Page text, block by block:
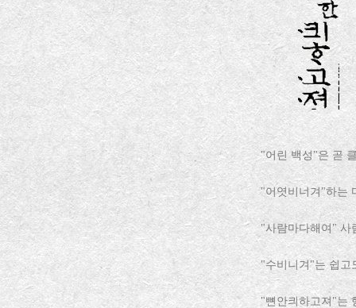
"어린 백성"은 곧
"어엿비너겨"하는
"사람마다해여" 사
"수비니겨"는 쉽고
"뼌안킈하고져"는